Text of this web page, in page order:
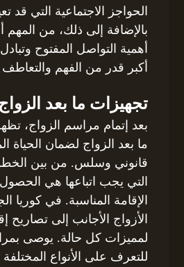
الحواجز الاجتماعية التي قد
بالإضافة إلى ذلك، من المهم
أهمية التواصل المفتوح
أكبر قدر من الفهم والتعاطف
تجهيزات ما بعد
بعد إتمام مراسم الزواج،
ما بعد الزواج لضمان الحياة
قانوني وسلس. من بين
التي يجب اتباعها هي
الإقامة المناسبة. في كوريا
الأزواج الأجانب إلى تصاريح
لمميزات كل حالة. يوصى
للتعرف على الأنواع